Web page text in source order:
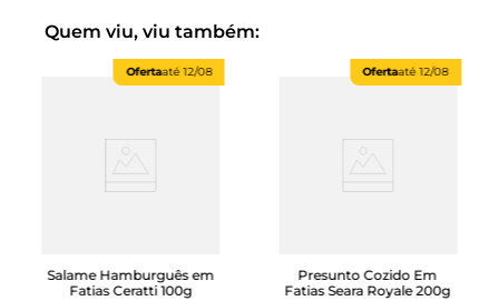
Quem viu, viu também:
Ofertaaté12/08
Salame Hamburguês em
Fatias Ceratti 100g
Ofertaaté12/08
Presunto Cozido Em
Fatias Seara Royale 200g